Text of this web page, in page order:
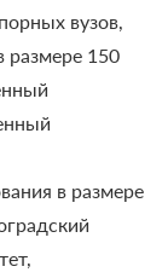
вузов,
размере 150
в размере